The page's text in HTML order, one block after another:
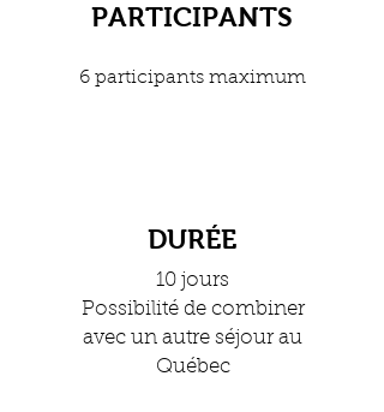
PARTICIPANTS
6 participants maximum
DURÉE
10 jours
Possibilité de combiner
avec un autre séjour au
Québec